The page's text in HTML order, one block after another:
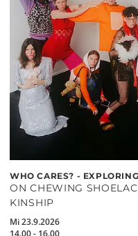
WHO CARES? -
ON CHEWING
KINSHIP
Mi 23.9.2026
14.00 - 16.00